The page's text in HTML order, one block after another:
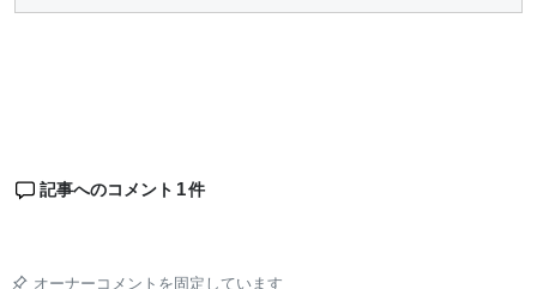
記事へのコメント 1件
オーナーコメントを固定しています